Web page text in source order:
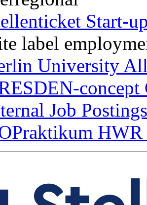
Start-
label
University
concept
Job